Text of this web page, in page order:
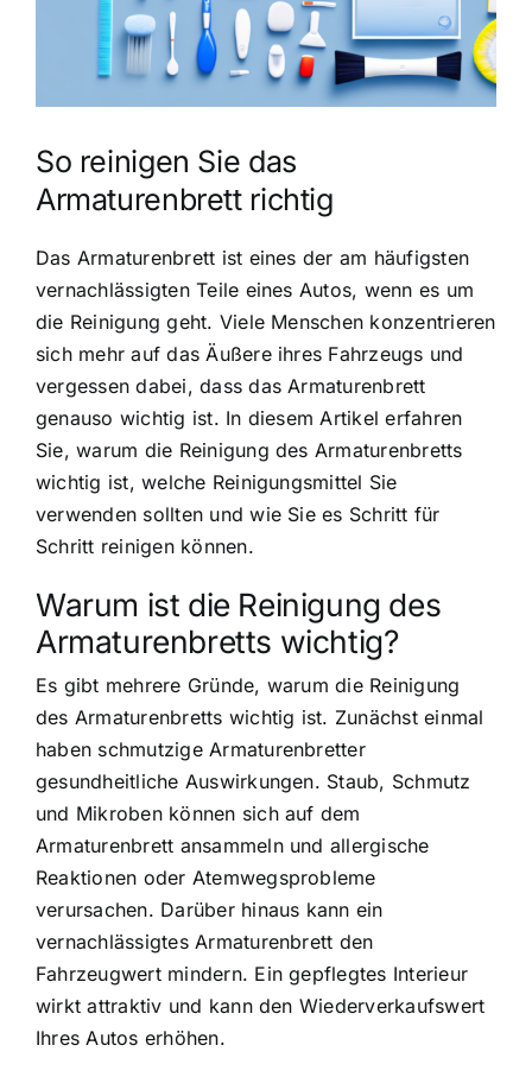
So reinigen Sie das
Armaturenbrett richtig
Das Armaturenbrett ist eines der am häufigsten
vernachlässigten Teile eines Autos, wenn es um
die Reinigung geht. Viele Menschen konzentrieren
sich mehr auf das Äußere ihres Fahrzeugs und
vergessen dabei, dass das Armaturenbrett
genauso wichtig ist. In diesem Artikel erfahren
Sie, warum die Reinigung des Armaturenbretts
wichtig ist, welche Reinigungsmittel Sie
verwenden sollten und wie Sie es Schritt für
Schritt reinigen können.
Warum ist die Reinigung des
Armaturenbretts wichtig?
Es gibt mehrere Gründe, warum die Reinigung
des Armaturenbretts wichtig ist. Zunächst einmal
haben schmutzige Armaturenbretter
gesundheitliche Auswirkungen. Staub, Schmutz
und Mikroben können sich auf dem
Armaturenbrett ansammeln und allergische
Reaktionen oder Atemwegsprobleme
verursachen. Darüber hinaus kann ein
vernachlässigtes Armaturenbrett den
Fahrzeugwert mindern. Ein gepflegtes Interieur
wirkt attraktiv und kann den Wiederverkaufswert
Ihres Autos erhöhen.